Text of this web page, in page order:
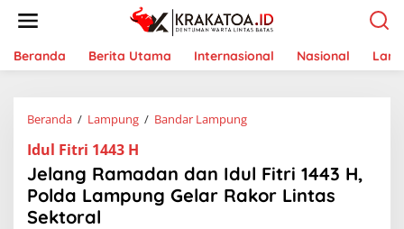
t
Beranda Berita Utama Internasional Nasional
Beranda / Lampung / Bandar Lampung
a
n
g
Idul Fitri 1443 H
Jelang Ramadan dan Idul Fitri 1443 H,
Polda Lampung Gelar Rakor Lintas
Sektoral